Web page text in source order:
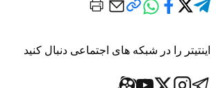
اینتیتر را در شبکه های اجتماعی دنبال کنید